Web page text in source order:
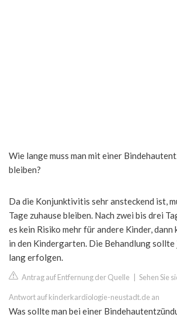
Wie lange muss man mit einer
bleiben?
Da die Konjunktivitis sehr ansteckend ist,
Tage zuhause bleiben. Nach zwei bis drei
es kein Risiko mehr für andere Kinder,
in den Kindergarten. Die Behandlung sollte
lang erfolgen.
Antrag auf Entfernung der Quelle Sehen Sie
Antwort auf kinderkardiologie-neustadt.de an
Was sollte man bei einer